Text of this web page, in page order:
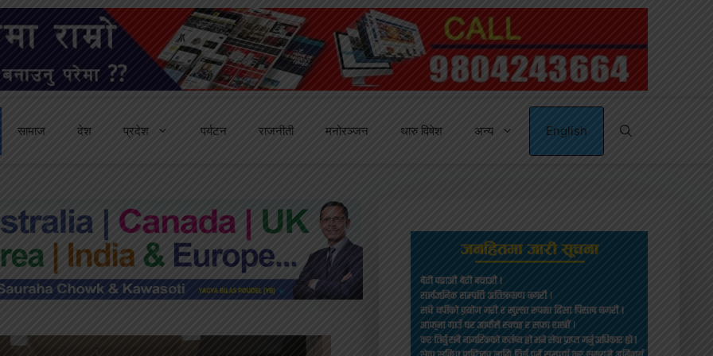
सामाज देश प्रदेश पर्यटन राजनीती मनोरञ्जन थारु विषेश अन्य English